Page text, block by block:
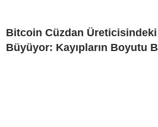
Bitcoin Cüzdan
Büyüyor: Kayıpların Boyutu